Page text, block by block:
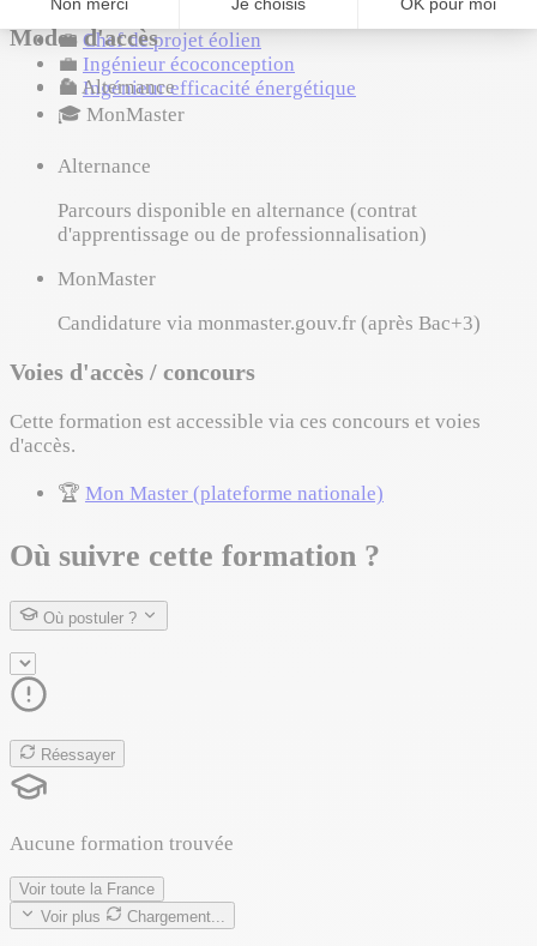
💼 Ingénieur smart grid
💼 Chef de projet éolien
💼 Ingénieur écoconception
💼 Ingénieur efficacité énergétique
Modes d'accès
🔄 Alternance
🎓 MonMaster
Alternance
Parcours disponible en alternance (contrat
d'apprentissage ou de professionnalisation)
MonMaster
Candidature via monmaster.gouv.fr (après Bac+3)
Voies d'accès / concours
Cette formation est accessible via ces concours et voies
d'accès.
🏆 Mon Master (plateforme nationale)
Où suivre cette formation ?
Où postuler ?
Réessayer
Aucune formation trouvée
Voir toute la France
Voir plus
Chargement...